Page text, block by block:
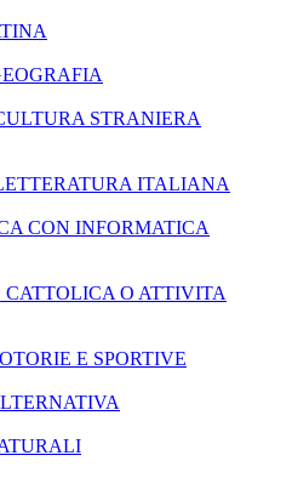
STRANIERA
ITALIANA
CON INFORMATICA
CATTOLICA O ATTIVITA
E SPORTIVE